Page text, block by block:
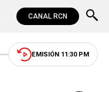
CANAL RCN
EMISIÓN 11:30 PM